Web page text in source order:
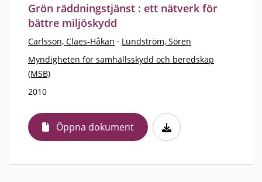
Grön räddningstjänst : ett nätverk för
bättre miljöskydd
Carlsson, Claes-Håkan · Lundström, Sören
Myndigheten för samhällsskydd och beredskap
(MSB)
2010
Öppna dokument